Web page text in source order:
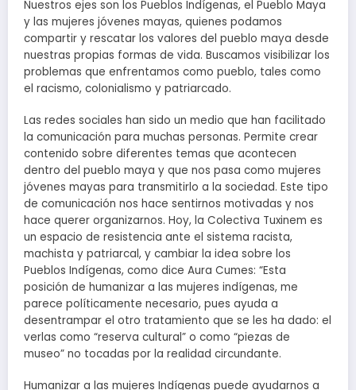
Nuestros ejes son los Pueblos Indígenas, el Pueblo Maya
y las mujeres jóvenes mayas, quienes podamos
compartir y rescatar los valores del pueblo maya desde
nuestras propias formas de vida. Buscamos visibilizar los
problemas que enfrentamos como pueblo, tales como
el racismo, colonialismo y patriarcado.
Las redes sociales han sido un medio que han facilitado
la comunicación para muchas personas. Permite crear
contenido sobre diferentes temas que acontecen
dentro del pueblo maya y que nos pasa como mujeres
jóvenes mayas para transmitirlo a la sociedad. Este tipo
de comunicación nos hace sentirnos motivadas y nos
hace querer organizarnos. Hoy, la Colectiva Tuxinem es
un espacio de resistencia ante el sistema racista,
machista y patriarcal, y cambiar la idea sobre los
Pueblos Indígenas, como dice Aura Cumes: “Esta
posición de humanizar a las mujeres indígenas, me
parece políticamente necesario, pues ayuda a
desentrampar el otro tratamiento que se les ha dado: el
verlas como “reserva cultural” o como “piezas de
museo” no tocadas por la realidad circundante.
Humanizar a las mujeres Indígenas puede ayudarnos a